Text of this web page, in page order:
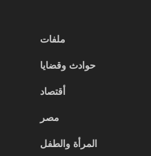
ملفات
حوادث وقضايا
أقتصاد
مصر
المرأة والطفل